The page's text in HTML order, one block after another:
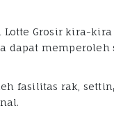
Grosir kira-kira
dapat memperoleh
fasilitas rak,